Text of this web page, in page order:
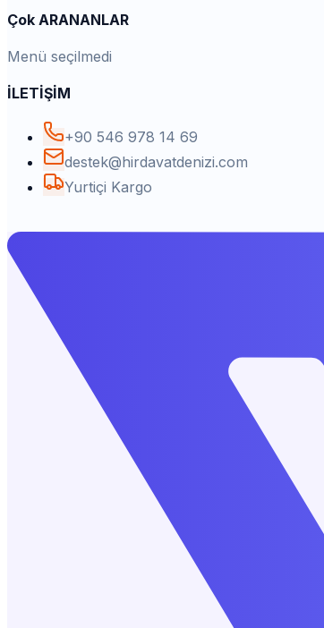
Çok ARANANLAR
Menü seçilmedi
İLETİŞİM
+90 546 978 14 69
destek@hirdavatdenizi.com
Yurtiçi Kargo